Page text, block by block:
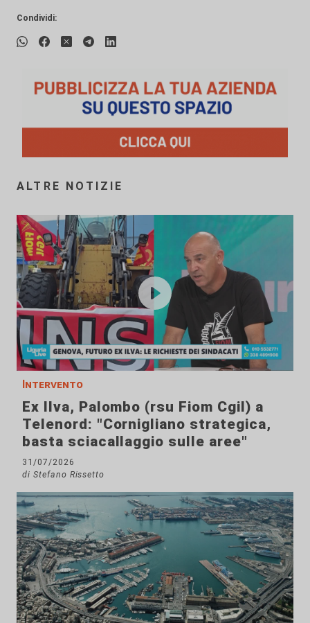
Condividi:
ALTRE NOTIZIE
Intervento
Ex Ilva, Palombo (rsu Fiom Cgil) a
Telenord: "Cornigliano strategica,
basta sciacallaggio sulle aree"
31/07/2026
di Stefano Rissetto